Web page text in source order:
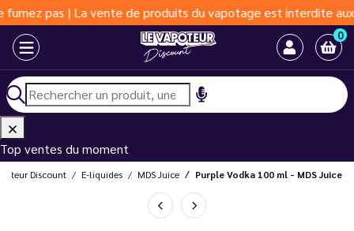
| La vente de produits du vapotage est interdite aux moins
0
Top ventes du moment
Discount E-liquides MDS Juice Purple Vodka 100 ml - MDS Juice